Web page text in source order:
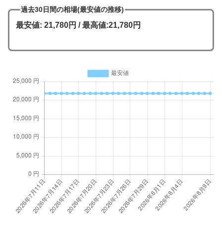
過去30日間の相場(最安値の推移)
最安値: 21,780円 / 最高値:21,780円